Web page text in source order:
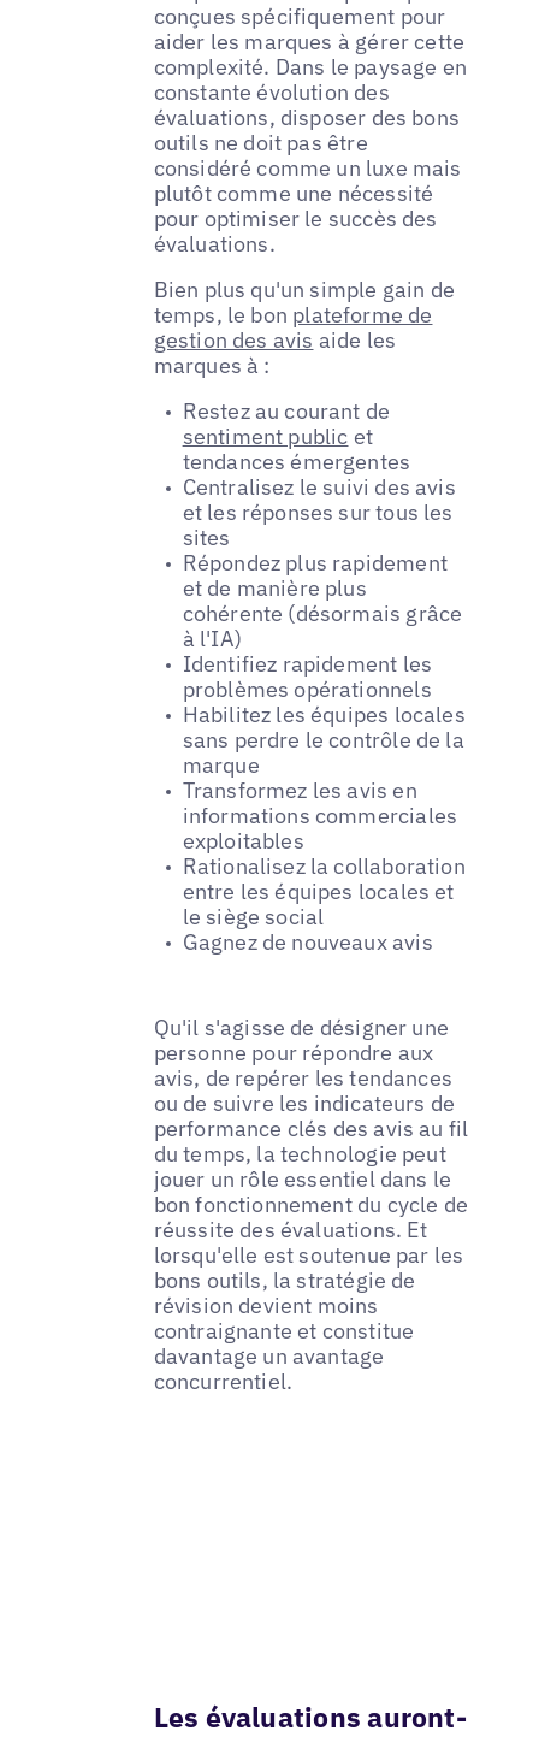
conçues spécifiquement pour
aider les marques à gérer cette
complexité. Dans le paysage en
constante évolution des
évaluations, disposer des bons
outils ne doit pas être
considéré comme un luxe mais
plutôt comme une nécessité
pour optimiser le succès des
évaluations.
Bien plus qu'un simple gain de
temps, le bon plateforme de
gestion des avis aide les
marques à :
Restez au courant de
sentiment public et
tendances émergentes
Centralisez le suivi des avis
et les réponses sur tous les
sites
Répondez plus rapidement
et de manière plus
cohérente (désormais grâce
à l'IA)
Identifiez rapidement les
problèmes opérationnels
Habilitez les équipes locales
sans perdre le contrôle de la
marque
Transformez les avis en
informations commerciales
exploitables
Rationalisez la collaboration
entre les équipes locales et
le siège social
Gagnez de nouveaux avis
Qu'il s'agisse de désigner une
personne pour répondre aux
avis, de repérer les tendances
ou de suivre les indicateurs de
performance clés des avis au fil
du temps, la technologie peut
jouer un rôle essentiel dans le
bon fonctionnement du cycle de
réussite des évaluations. Et
lorsqu'elle est soutenue par les
bons outils, la stratégie de
révision devient moins
contraignante et constitue
davantage un avantage
concurrentiel.
Les évaluations auront-